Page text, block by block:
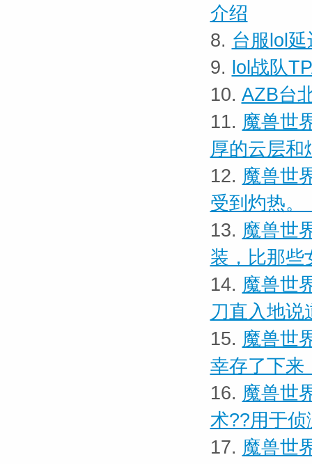
介绍
8. 台服lol
9. lol战队
10. AZB台
11. 魔兽世
厚的云层和
12. 魔兽世
受到灼热。
13. 魔兽世
装，比那些
14. 魔兽世
刀直入地说
15. 魔兽世
幸存了下来
16. 魔兽世
术??用于侦
17. 魔兽世